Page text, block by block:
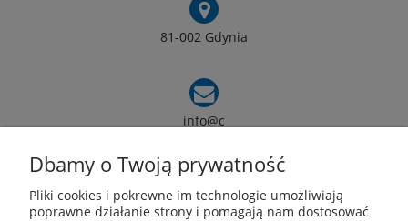
81-002 Gdynia
info@c
Pomoc
Dbamy o Twoją prywatność
Pliki cookies i pokrewne im technologie umożliwiają
poprawne działanie strony i pomagają nam dostosować